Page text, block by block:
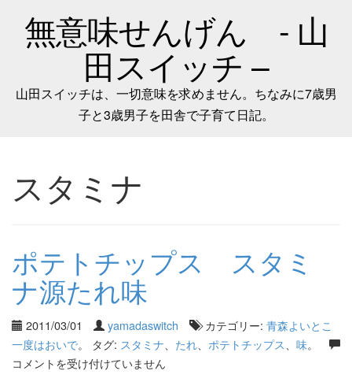
無意味せんげん - 山
田スイッチ –
山田スイッチは、一切意味を求めません。ちなみに7歳男
子と3歳男子を田舎で子育て日記。
スタミナ
ポテトチップス スタミ
ナ源たれ味
2011/03/01 yamadaswitch カテゴリー: 青森よいとこ
一度はおいで。 タグ: スタミナ たれ ポテトチップス 味。
コメントを受け付けていません